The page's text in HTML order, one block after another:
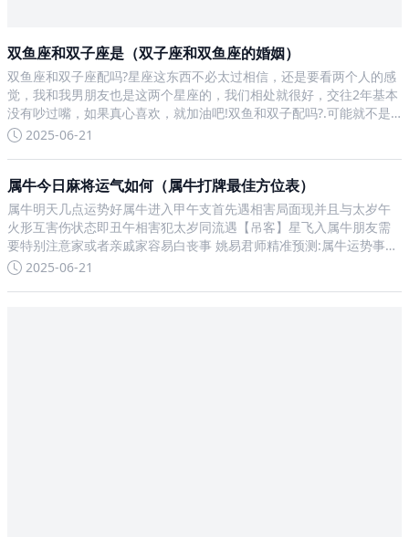
双鱼座和双子座是（双子座和双鱼座的婚姻）
双鱼座和双子座配吗?星座这东西不必太过相信，还是要看两个人的感
觉，我和我男朋友也是这两个星座的，我们相处就很好，交往2年基本
没有吵过嘴，如果真心喜欢，就加油吧!双鱼和双子配吗?.可能就不是
那么回事儿了，鱼腩说实话，蛮脆弱的，这俩虽然都姓双，这俩冤家
2025-06-21
属牛今日麻将运气如何（属牛打牌最佳方位表）
属牛明天几点运势好属牛进入甲午支首先遇相害局面现并且与太岁午
火形互害伤状态即丑午相害犯太岁同流遇【吊客】星飞入属牛朋友需
要特别注意家或者亲戚家容易白丧事 姚易君师精准预测:属牛运势事业
运程 属牛今虽害太岁务必初选择【姚易君化太岁锦囊符包】做化太岁
2025-06-21